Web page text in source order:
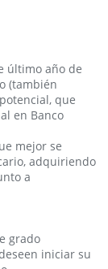
último año de
(también
que
en Banco
mejor se
adquiriendo
a
grado
iniciar su